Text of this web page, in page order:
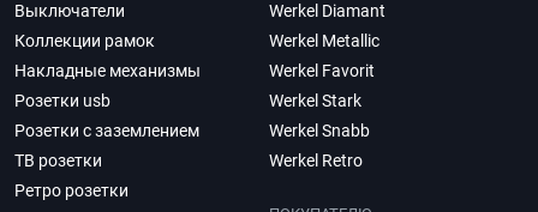
Выключатели
Коллекции рамок
Накладные механизмы
Розетки usb
Розетки с заземлением
ТВ розетки
Ретро розетки
Werkel Diamant
Werkel Metallic
Werkel Favorit
Werkel Stark
Werkel Snabb
Werkel Retro